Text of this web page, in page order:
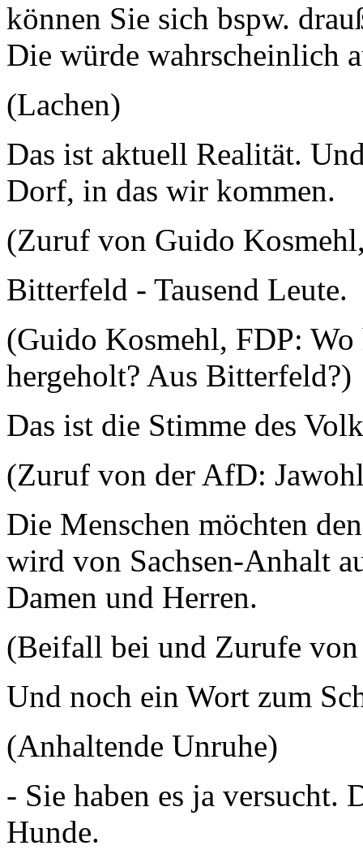
können Sie sich bspw.
Die würde wahrscheinlich
(Lachen)
Das ist aktuell Realität.
Dorf, in das wir kommen.
(Zuruf von Guido
Bitterfeld - Tausend Leute.
(Guido Kosmehl, FDP: Wo
hergeholt? Aus Bitterfeld?)
Das ist die Stimme des
(Zuruf von der AfD:
Die Menschen möchten
wird von Sachsen-Anhalt
Damen und Herren.
(Beifall bei und Zurufe
Und noch ein Wort zum
(Anhaltende Unruhe)
- Sie haben es ja versucht.
Hunde.